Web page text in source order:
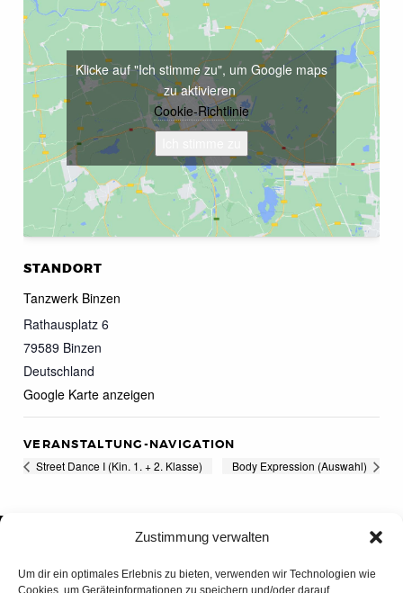
Zustimmung verwalten
Um dir ein optimales Erlebnis zu bieten, verwenden wir Technologien wie
Cookies, um Geräteinformationen zu speichern und/oder darauf
STANDORT
Tanzwerk Binzen
Rathausplatz 6
79589 Binzen
Deutschland
Google Karte anzeigen
Klicke auf "Ich stimme zu", um Google maps
zu aktivieren
Cookie-Richtlinie
VERANSTALTUNG-NAVIGATION
Street Dance I (Kin. 1. + 2. Klasse) Body Expression (Auswahl)